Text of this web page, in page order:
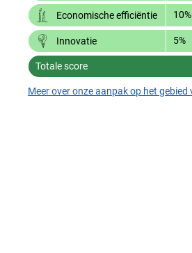
Economische efficiëntie 10%
Innovatie 5%
Totale score
Meer over onze aanpak op het